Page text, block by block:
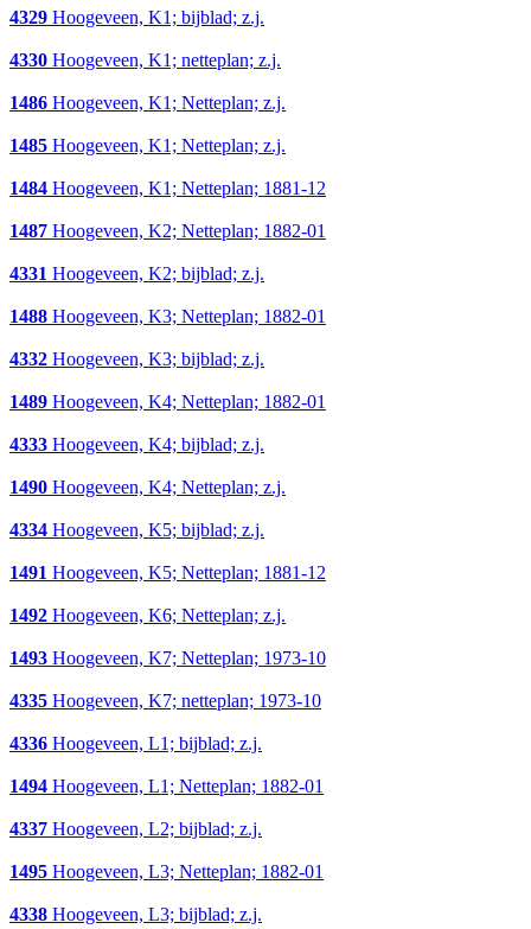
4329 Hoogeveen, K1; bijblad; z.j.
4330 Hoogeveen, K1; netteplan; z.j.
1486 Hoogeveen, K1; Netteplan; z.j.
1485 Hoogeveen, K1; Netteplan; z.j.
1484 Hoogeveen, K1; Netteplan; 1881-12
1487 Hoogeveen, K2; Netteplan; 1882-01
4331 Hoogeveen, K2; bijblad; z.j.
1488 Hoogeveen, K3; Netteplan; 1882-01
4332 Hoogeveen, K3; bijblad; z.j.
1489 Hoogeveen, K4; Netteplan; 1882-01
4333 Hoogeveen, K4; bijblad; z.j.
1490 Hoogeveen, K4; Netteplan; z.j.
4334 Hoogeveen, K5; bijblad; z.j.
1491 Hoogeveen, K5; Netteplan; 1881-12
1492 Hoogeveen, K6; Netteplan; z.j.
1493 Hoogeveen, K7; Netteplan; 1973-10
4335 Hoogeveen, K7; netteplan; 1973-10
4336 Hoogeveen, L1; bijblad; z.j.
1494 Hoogeveen, L1; Netteplan; 1882-01
4337 Hoogeveen, L2; bijblad; z.j.
1495 Hoogeveen, L3; Netteplan; 1882-01
4338 Hoogeveen, L3; bijblad; z.j.